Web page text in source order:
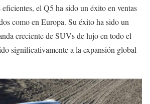
eficientes, el Q5 ha sido un éxito en ventas
como en Europa. Su éxito ha sido un
creciente de SUVs de lujo en todo el
significativamente a la expansión global